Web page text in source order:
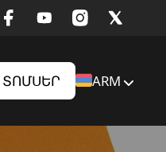
ՏՈՄՍԵՐ ARM